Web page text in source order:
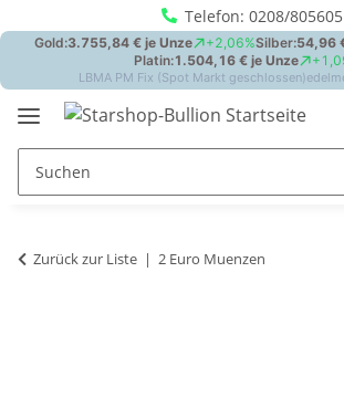
Telefon: 0208/805605
Zurück zur Liste 2 Euro Muenzen